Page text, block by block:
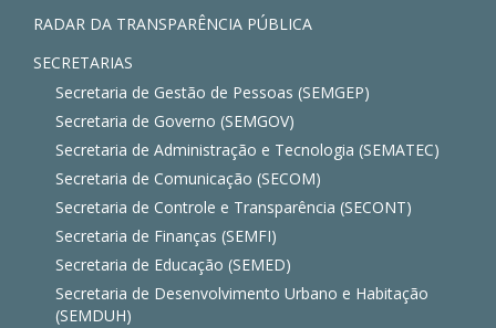
RADAR DA TRANSPARÊNCIA PÚBLICA
SECRETARIAS
Secretaria de Gestão de Pessoas (SEMGEP)
Secretaria de Governo (SEMGOV)
Secretaria de Administração e Tecnologia (SEMATEC)
Secretaria de Comunicação (SECOM)
Secretaria de Controle e Transparência (SECONT)
Secretaria de Finanças (SEMFI)
Secretaria de Educação (SEMED)
Secretaria de Desenvolvimento Urbano e Habitação
(SEMDUH)